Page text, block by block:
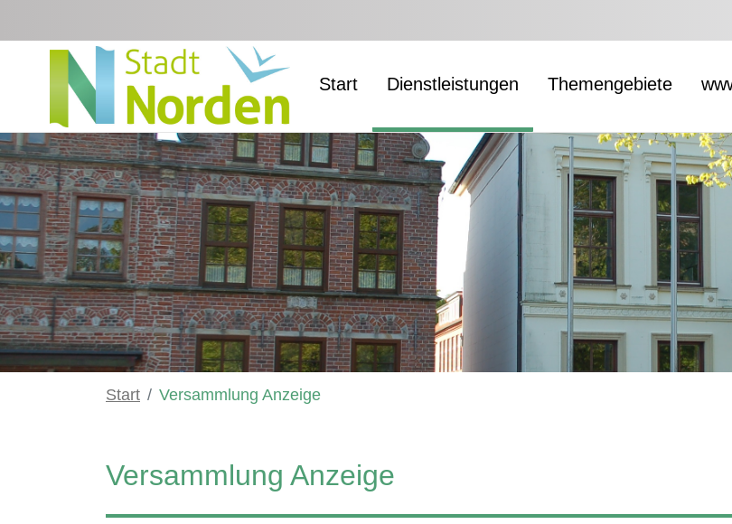
Start Dienstleistungen Themengebiete
Start Versammlung Anzeige
Versammlung Anzeige